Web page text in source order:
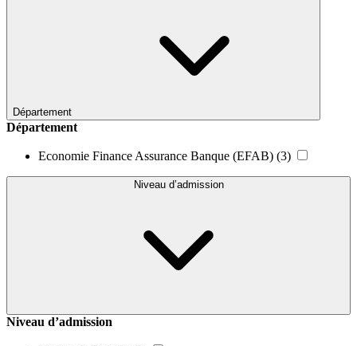
Département
Département
Economie Finance Assurance Banque (EFAB) (3)
Niveau d’admission
Niveau d’admission